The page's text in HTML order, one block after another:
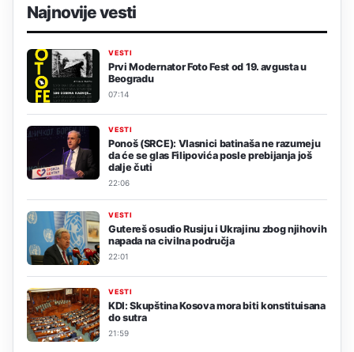
Najnovije vesti
VESTI
Prvi Modernator Foto Fest od 19. avgusta u
Beogradu
07:14
VESTI
Ponoš (SRCE): Vlasnici batinaša ne razumeju
da će se glas Filipovića posle prebijanja još
dalje čuti
22:06
VESTI
Gutereš osudio Rusiju i Ukrajinu zbog njihovih
napada na civilna područja
22:01
VESTI
KDI: Skupština Kosova mora biti konstituisana
do sutra
21:59